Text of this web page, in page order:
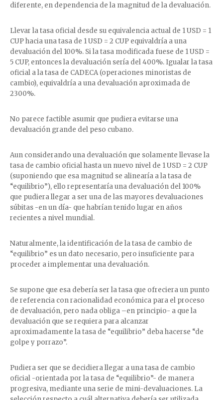
diferente, en dependencia de la magnitud de la devaluación.
Llevar la tasa oficial desde su equivalencia actual de 1 USD = 1
CUP hacia una tasa de 1 USD = 2 CUP equivaldría a una
devaluación del 100%. Si la tasa modificada fuese de 1 USD =
5 CUP, entonces la devaluación sería del 400%. Igualar la tasa
oficial a la tasa de CADECA (operaciones minoristas de
cambio), equivaldría a una devaluación aproximada de
2300%.
No parece factible asumir que pudiera evitarse una
devaluación grande del peso cubano.
Aun considerando una devaluación que solamente llevase la
tasa de cambio oficial hasta un nuevo nivel de 1 USD = 2 CUP
(suponiendo que esa magnitud se alinearía a la tasa de
“equilibrio”), ello representaría una devaluación del 100%
que pudiera llegar a ser una de las mayores devaluaciones
súbitas -en un día- que habrían tenido lugar en años
recientes a nivel mundial.
Naturalmente, la identificación de la tasa de cambio de
“equilibrio” es un dato necesario, pero insuficiente para
proceder a implementar una devaluación.
Se supone que esa debería ser la tasa que ofreciera un punto
de referencia con racionalidad económica para el proceso
de devaluación, pero nada obliga –en principio- a que la
devaluación que se requiera para alcanzar
aproximadamente la tasa de “equilibrio” deba hacerse “de
golpe y porrazo”.
Pudiera ser que se decidiera llegar a una tasa de cambio
oficial -orientada por la tasa de “equilibrio”- de manera
progresiva, mediante una serie de mini-devaluaciones. La